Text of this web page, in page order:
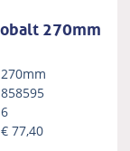
270mm
270mm
858595
6
€77,40